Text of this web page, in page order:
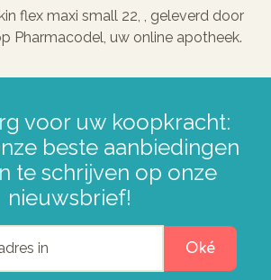
flex maxi small 22, , geleverd door
Pharmacodel, uw online apotheek.
voor uw koopkracht:
beste aanbiedingen
te schrijven op onze
nieuwsbrief!
Oké